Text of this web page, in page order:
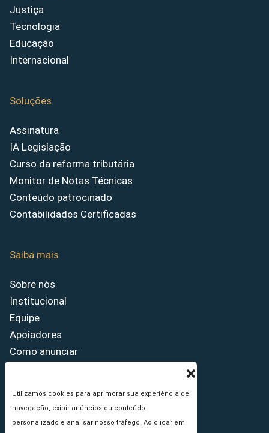
Utilizamos cookies para aprimorar sua experiência de
navegação, exibir anúncios ou conteúdo
personalizado e analisar nosso tráfego. Ao clicar em
Justiça
Tecnologia
Educação
Internacional
Soluções
Assinatura
IA Legislação
Curso da reforma tributária
Monitor de Notas Técnicas
Conteúdo patrocinado
Contabilidades Certificadas
Saiba mais
Sobre nós
Institucional
Equipe
Apoiadores
Como anunciar
Princípios Editoriais